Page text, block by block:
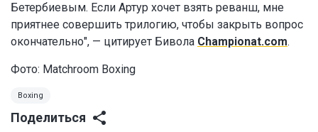
Бетербиевым. Если Артур хочет взять реванш, мне
приятнее совершить трилогию, чтобы закрыть вопрос
окончательно", — цитирует Бивола Championat.com.
Фото: Matchroom Boxing
Boxing
Поделиться